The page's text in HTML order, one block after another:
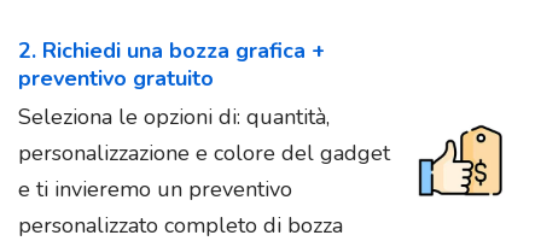
2. Richiedi una bozza grafica +
preventivo gratuito
Seleziona le opzioni di: quantità,
personalizzazione e colore del gadget
e ti invieremo un preventivo
personalizzato completo di bozza